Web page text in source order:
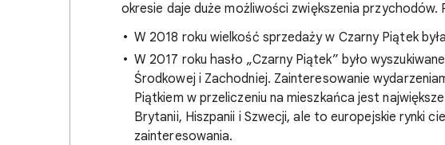
okresie daje duże możliwości zwiększenia
W 2018 roku wielkość sprzedaży w Czarny Piątek
W 2017 roku hasło „Czarny Piątek” było
Środkowej i Zachodniej. Zainteresowanie
Piątkiem w przeliczeniu na mieszkańca jest
Brytanii, Hiszpanii i Szwecji, ale to europejskie rynki
zainteresowania.